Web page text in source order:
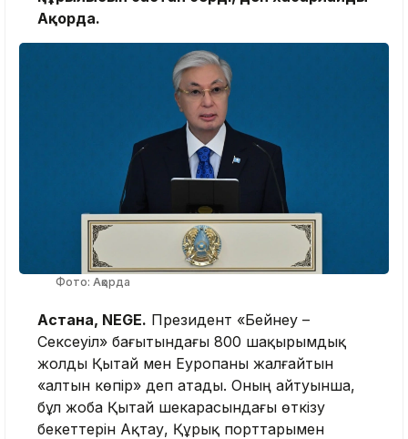
Ақорда.
Фото: Ақорда
Астана, NEGE. Президент «Бейнеу –
Сексеуіл» бағытындағы 800 шақырымдық
жолды Қытай мен Еуропаны жалғайтын
«алтын көпір» деп атады. Оның айтуынша,
бұл жоба Қытай шекарасындағы өткізу
бекеттерін Ақтау, Құрық порттарымен